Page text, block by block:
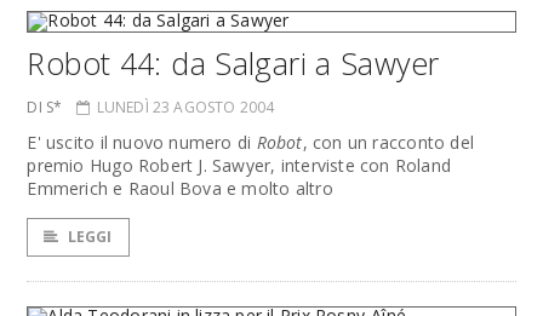
Robot 44: da Salgari a Sawyer
DI S* LUNEDÌ 23 AGOSTO 2004
E' uscito il nuovo numero di Robot, con un racconto del
premio Hugo Robert J. Sawyer, interviste con Roland
Emmerich e Raoul Bova e molto altro
LEGGI